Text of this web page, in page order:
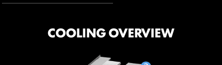
COOLING OVERVIEW
DIY 2.0 – INTEGRATING WITH
THE SYSTEM ENVIRONMENT
Cooling Wizard ฟีเจอร์จัดการพัดลมครอบคลุมทุก
ปั๊มน้ำระบบ PWM/DC ปรับแต่งความเย็นและลดเสียง